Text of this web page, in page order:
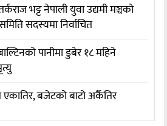
भट्ट नेपाली युवा उद्यमी मञ्चको
सदस्यमा निर्वाचित
पानीमा डुबेर १८ महिने
एकातिर, बजेटको बाटो अर्कैतिर